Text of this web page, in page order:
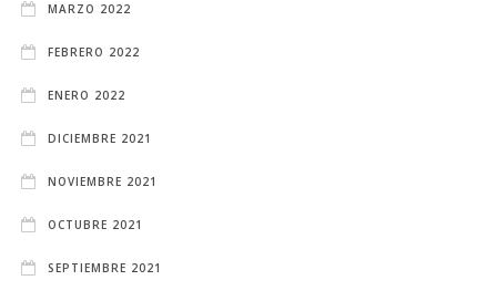
MARZO 2022
FEBRERO 2022
ENERO 2022
DICIEMBRE 2021
NOVIEMBRE 2021
OCTUBRE 2021
SEPTIEMBRE 2021